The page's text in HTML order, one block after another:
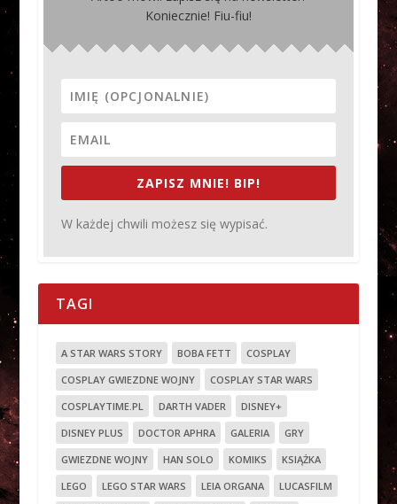
Koniecznie! Fiu-fiu!
ZAPISZ MNIE! BIP!
W każdej chwili możesz się wypisać.
TAGI
A STAR WARS STORY BOBA FETT
COSPLAY
COSPLAY GWIEZDNE WOJNY
COSPLAY STAR WARS
COSPLAYTIME.PL
DARTH VADER
DISNEY+
DISNEY PLUS
DOCTOR APHRA GALERIA
GRY
GWIEZDNE WOJNY
HAN SOLO KOMIKS
KSIĄŻKA
LEGO
LEGO STAR WARS LEIA ORGANA
LUCASFILM